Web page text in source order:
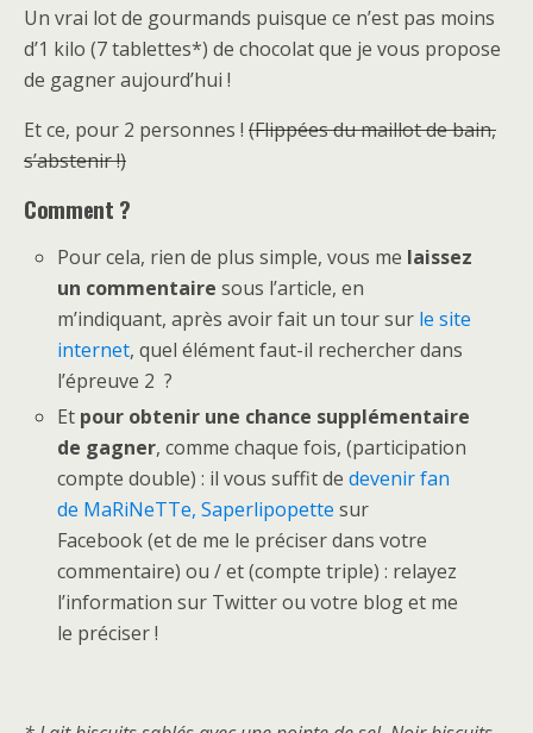
Un vrai lot de gourmands puisque ce n’est pas moins
d’1 kilo (7 tablettes*) de chocolat que je vous propose
de gagner aujourd’hui !
Et ce, pour 2 personnes ! (Flippées du maillot de bain,
s’abstenir !)
Comment ?
Pour cela, rien de plus simple, vous me laissez
un commentaire sous l’article, en
m’indiquant, après avoir fait un tour sur le site
internet, quel élément faut-il rechercher dans
l’épreuve 2 ?
Et pour obtenir une chance supplémentaire
de gagner, comme chaque fois, (participation
compte double) : il vous suffit dedevenir fan
de MaRiNeTTe, Saperlipopette sur
Facebook (et de me le préciser dans votre
commentaire) ou / et (compte triple) : relayez
l’information sur Twitter ou votre blog et me
le préciser !